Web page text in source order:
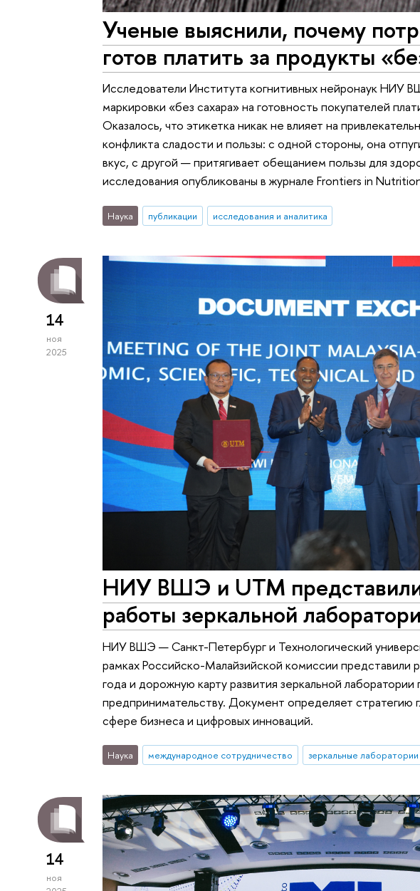
Ученые выяснили, почему
готов платить за продукты
Исследователи Института когнитивных нейронаук НИУ
маркировки «без сахара» на готовность покупателей
Оказалось, что этикетка никак не влияет на
конфликта сладости и пользы: с одной стороны, она
вкус, с другой — притягивает обещанием пользы для
исследования опубликованы в журнале Frontiers in
Наука публикации исследования и аналитика
14
ноя
2025
НИУ ВШЭ и UTM представили
работы зеркальной
НИУ ВШЭ — Санкт-Петербург и Технологический
рамках Российско-Малайзийской комиссии представили
года и дорожную карту развития зеркальной
предпринимательству. Документ определяет стратегию
сфере бизнеса и цифровых инноваций.
Наука международное сотрудничество зеркальные лаборатории
14
ноя